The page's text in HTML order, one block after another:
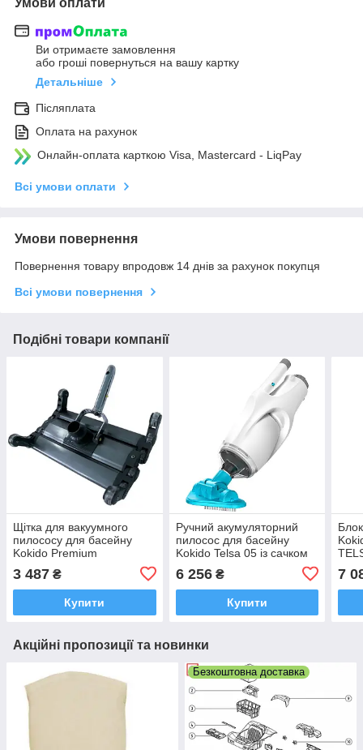
Ви отримаєте замовлення
або гроші повернуться на вашу картку
Детальніше
Післяплата
Оплата на рахунок
Онлайн-оплата карткою Visa, Mastercard - LiqPay
Всі умови оплати
Умови повернення
Повернення товару впродовж 14 днів за рахунок покупця
Всі умови повернення
Подібні товари компанії
Щітка для вакуумного
пилососу для басейну
Kokido Premium
K393CBX/PRE алюмінієва
14"
3 487 ₴
Купити
Ручний акумуляторний
пилосос для басейну
Kokido Telsa 05 із сачком
6 256₴
Купити
7
Акційні пропозиції та новинки
Безкоштовна доставка